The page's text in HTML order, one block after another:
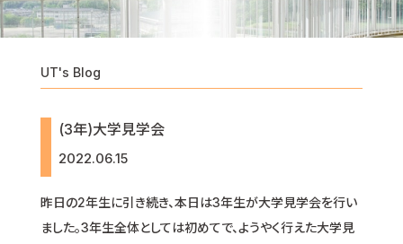
UT's Blog
(3年)大学見学会
2022.06.15
昨日の2年生に引き続き、本日は3年生が大学見学会を行い
ました。3年生全体としては初めてで、ようやく行えた大学見